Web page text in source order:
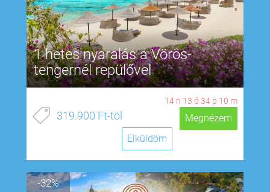
1 hetes nyaralás a Vörös-
tengernél repülővel
14 n13ó34 p9 m
319.900 Ft-tól
Megnézem
Elküldöm
-32%